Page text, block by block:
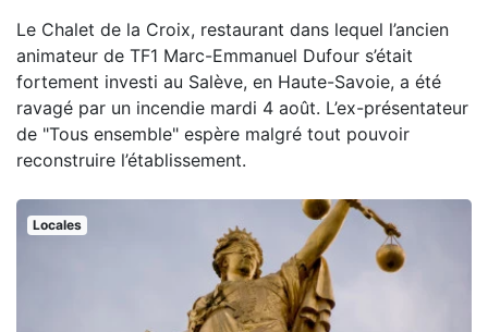
Le Chalet de la Croix, restaurant dans lequel l’ancien
animateur de TF1 Marc-Emmanuel Dufour s’était
fortement investi au Salève, en Haute-Savoie, a été
ravagé par un incendie mardi 4 août. L’ex-présentateur
de "Tous ensemble" espère malgré tout pouvoir
reconstruire l’établissement.
Locales